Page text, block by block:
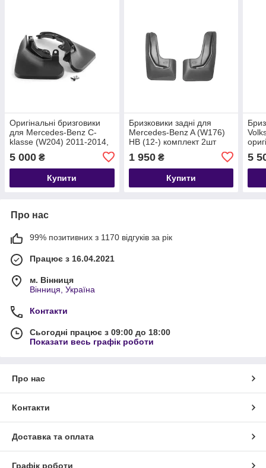
Оригінальні бризговики
для Mercedes-Benz C-
klasse (W204) 2011-2014,
5 000 ₴
Купити
Бризковики задні для
Mercedes-Benz A (W176)
HB (12-) комплект 2шт
1 950₴
Купити
5
Про нас
99% позитивних з 1170 відгуків за рік
Працює з 16.04.2021
м. Вінниця
Вінниця, Україна
Контакти
Сьогодні працює з 09:00 до 18:00
Показати весь графік роботи
Про нас
Контакти
Доставка та оплата
Графік роботи